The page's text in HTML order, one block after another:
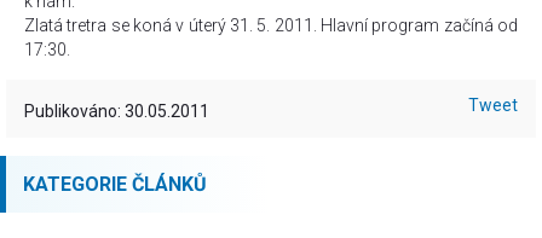
Zlatá tretra se koná v úterý 31. 5. 2011. Hlavní program začíná od
17:30.
Publikováno: 30.05.2011 Tweet
KATEGORIE ČLÁNKŮ